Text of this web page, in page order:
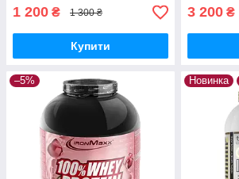
1 200 ₴ 1 300 ₴
Купити
3 200 ₴
–5% Новинка